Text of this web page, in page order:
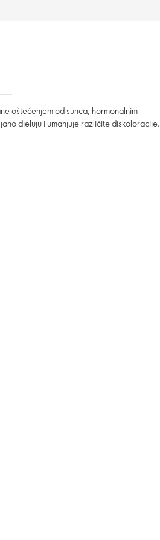
oštećenjem od sunca, hormonalnim
djeluju i umanjuje različite diskoloracije,